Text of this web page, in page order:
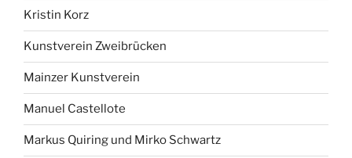
Kristin Korz
Kunstverein Zweibrücken
Mainzer Kunstverein
Manuel Castellote
Markus Quiring und Mirko Schwartz